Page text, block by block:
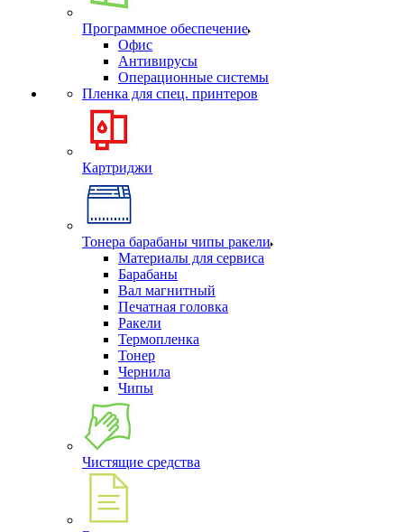
Программное обеспечение
Офис
Антивирусы
Операционные системы
Пленка для спец. принтеров
Картриджи
Тонера барабаны чипы ракели
Материалы для сервиса
Барабаны
Вал магнитный
Печатная головка
Ракели
Термопленка
Тонер
Чернила
Чипы
Чистящие средства